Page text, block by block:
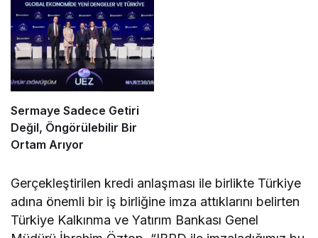
Sermaye Sadece Getiri
Değil, Öngörülebilir Bir
Ortam Arıyor
Gerçekleştirilen kredi anlaşması ile birlikte Türkiye
adına önemli bir iş birliğine imza attıklarını belirten
Türkiye Kalkınma ve Yatırım Bankası Genel